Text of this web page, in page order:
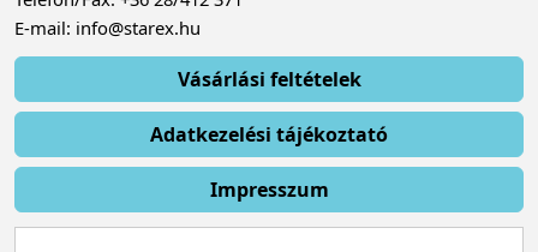
E-mail: info@starex.hu
Vásárlási feltételek
Adatkezelési tájékoztató
Impresszum